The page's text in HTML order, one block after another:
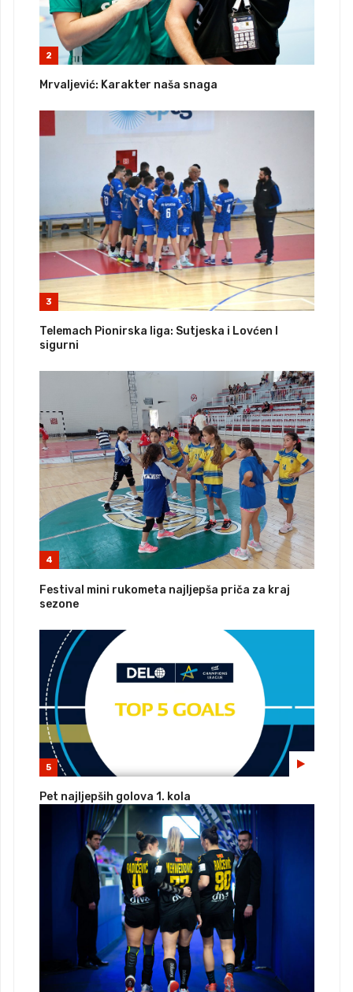
2
Mrvaljević: Karakter naša snaga
3
Telemach Pionirska liga: Sutjeska i Lovćen I
sigurni
4
Festival mini rukometa najljepša priča za kraj
sezone
5
Pet najljepših golova 1. kola